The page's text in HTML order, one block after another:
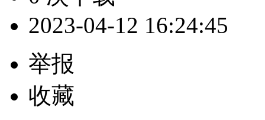
2023-04-12 16:24:45
举报
收藏